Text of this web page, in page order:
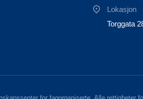
Lokasjon
Torggata